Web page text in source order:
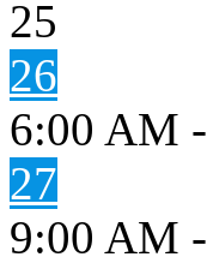
25
26
6:00 AM -
27
9:00 AM -